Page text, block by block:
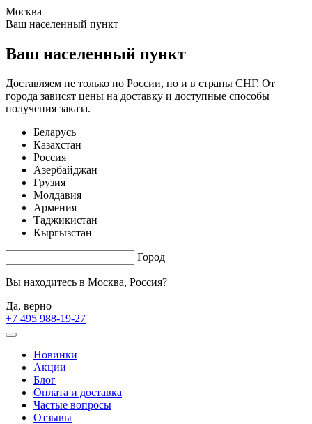
Москва
Ваш населенный пункт
Ваш населенный пункт
Доставляем не только по России, но и в страны СНГ. От
города зависят цены на доставку и доступные способы
получения заказа.
Беларусь
Казахстан
Россия
Азербайджан
Грузия
Молдавия
Армения
Таджикистан
Кыргызстан
Город
Вы находитесь в Москва, Россия?
Да, верно
+7 495 988-19-27
Новинки
Акции
Блог
Оплата и доставка
Частые вопросы
Отзывы